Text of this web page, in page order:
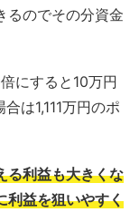
るのでその分資金
にすると10万円
は1,111万円のポ
る利益も大きくな
利益を狙いやすく